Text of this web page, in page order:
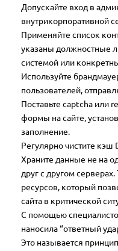
Допускайте вход в
внутрикорпоративной
Применяйте список
указаны должностные
системой или
Используйте
пользователей,
Поставьте captcha или
формы на сайте,
заполнение.
Регулярно чистите кэш
Храните данные не на
друг с другом
ресурсов, который
сайта в критической
С помощью
наносила “ответный
Это называется